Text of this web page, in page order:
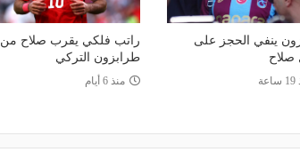
ينفي الحجز على
صلاح
راتب فلكي يقرب صلاح من
طرابزون التركي
منذ 6 أيام